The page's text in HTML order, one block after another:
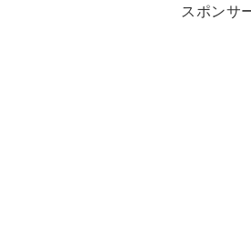
スポンサ